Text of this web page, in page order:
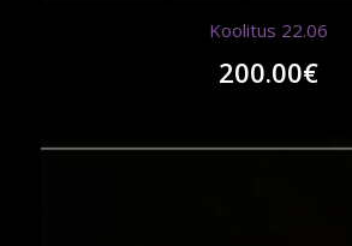
Koolitus 22.06
200.00€